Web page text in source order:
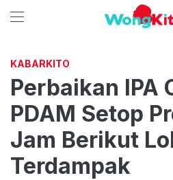
KABARKITO
Perbaikan IPA
PDAM Setop
Jam Berikut
Terdampak